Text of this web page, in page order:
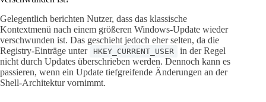
Gelegentlich berichten Nutzer, dass das klassische
Kontextmenü nach einem größeren Windows-Update wieder
verschwunden ist. Das geschieht jedoch eher selten, da die
Registry-Einträge unter
HKEY_CURRENT_USER
in der Regel
nicht durch Updates überschrieben werden. Dennoch kann es
passieren, wenn ein Update tiefgreifende Änderungen an der
Shell-Architektur vornimmt.